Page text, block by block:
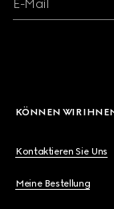
E-Mail
KÖNNEN WIR
Kontaktieren Sie Uns
Meine Bestellung